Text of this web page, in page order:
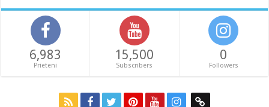
6,983
Prieteni
15,500
Subscribers
0
Followers